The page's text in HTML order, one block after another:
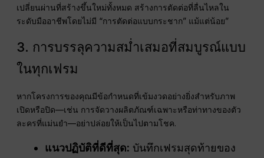
เปลี่ยนผ่านที่สร้างขึ้นใหม่ทั้งหมด สร้างการตัดต่อที่ลื่นไหลใน
ระดับมืออาชีพโดยไม่มี “การตัดต่อแบบกระชาก” แม้แต่น้อย”
3. การบรรลุความสม่ำเสมอที่สมบูรณ์แบบ
ในทุกเฟรม
หากโครงการของคุณมีข้อกำหนดที่เข้มงวดอย่างยิ่งสำหรับภาพ
เปิดหรือปิด—เช่น การจัดวางผลิตภัณฑ์เฉพาะหรือท่าทางของตัว
ละครที่แม่นยำ—อย่าปล่อยให้เป็นไปตามโชค.
แนวปฏิบัติที่ดีที่สุด: บันทึกเฟรมสุดท้ายของ